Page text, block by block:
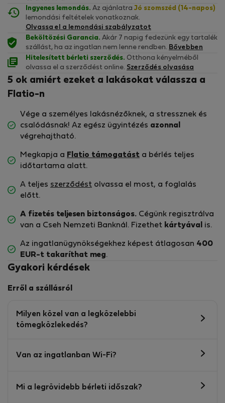
Ingyenes lemondás. Az ajánlatra Jó szomszéd (14-napos)
lemondási feltételek vonatkoznak.
Olvassa el a lemondási szabályzatot
Beköltözési Garancia. Akár 7 napig fedezünk egy tartalék
szállást, ha az ingatlan nem lenne rendben. Bővebben
Hitelesített bérleti szerződés. Otthona kényelméből
olvassa el a szerződést online. Szerződés olvasása
5 ok amiért ezeket a lakásokat válassza a
Flatio-n
Vége a személyes lakásnézőknek, a stressznek és
csalódásnak! Az egész ügyintézés azonnal
végrehajtható.
Megkapja a Flatio támogatást a bérlés teljes
időtartama alatt.
A teljes szerződést olvassa el most, a foglalás
előtt.
A fizetés teljesen biztonságos. Cégünk regisztrálva
van a Cseh Nemzeti Banknál. Fizethet kártyával is.
Az ingatlanügynökségekhez képest átlagosan 400
EUR-t takaríthat meg.
Gyakori kérdések
Erről a szállásról
Milyen közel van a legközelebbi
tömegközlekedés?
Van az ingatlanban Wi-Fi?
Mi a legrövidebb bérleti időszak?